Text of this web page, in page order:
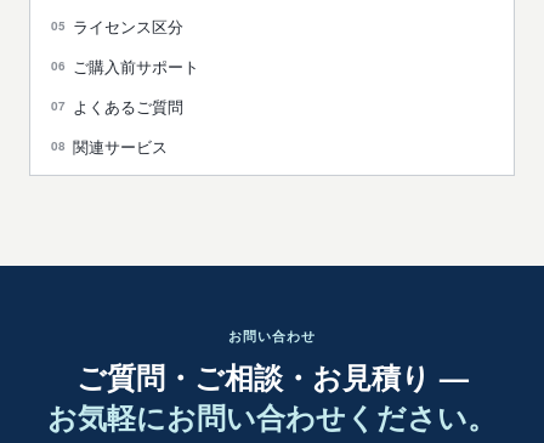
ライセンス区分
ご購入前サポート
よくあるご質問
関連サービス
お問い合わせ
ご質問・ご相談・お見積り —
お気軽にお問い合わせください。